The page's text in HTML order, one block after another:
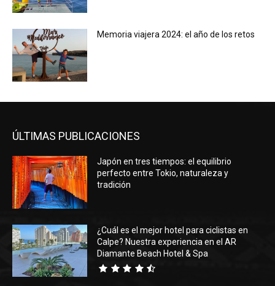
Memoria viajera 2024: el año de los retos
ÚLTIMAS PUBLICACIONES
Japón en tres tiempos: el equilibrio
perfecto entre Tokio, naturaleza y
tradición
¿Cuál es el mejor hotel para ciclistas en
Calpe? Nuestra experiencia en el AR
Diamante Beach Hotel & Spa